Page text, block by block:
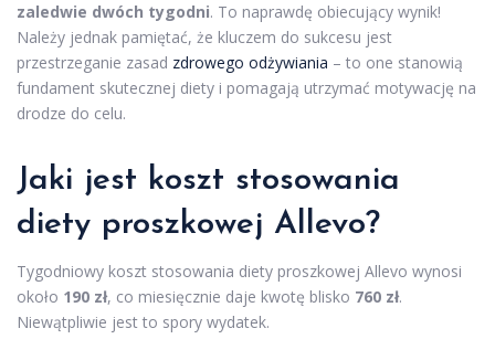
zaledwie dwóch tygodni. To naprawdę obiecujący wynik!
Należy jednak pamiętać, że kluczem do sukcesu jest
przestrzeganie zasad zdrowego odżywiania – to one stanowią
fundament skutecznej diety i pomagają utrzymać motywację na
drodze do celu.
Jaki jest koszt stosowania
diety proszkowej Allevo?
Tygodniowy koszt stosowania diety proszkowej Allevo wynosi
około 190 zł, co miesięcznie daje kwotę blisko 760 zł.
Niewątpliwie jest to spory wydatek.